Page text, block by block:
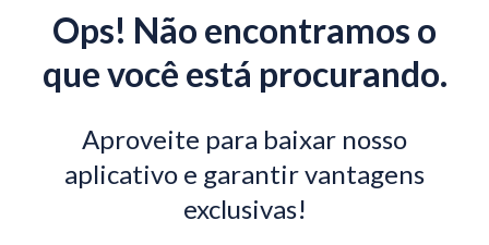
Ops! Não encontramos o
que você está procurando.
Aproveite para baixar nosso
aplicativo e garantir vantagens
exclusivas!